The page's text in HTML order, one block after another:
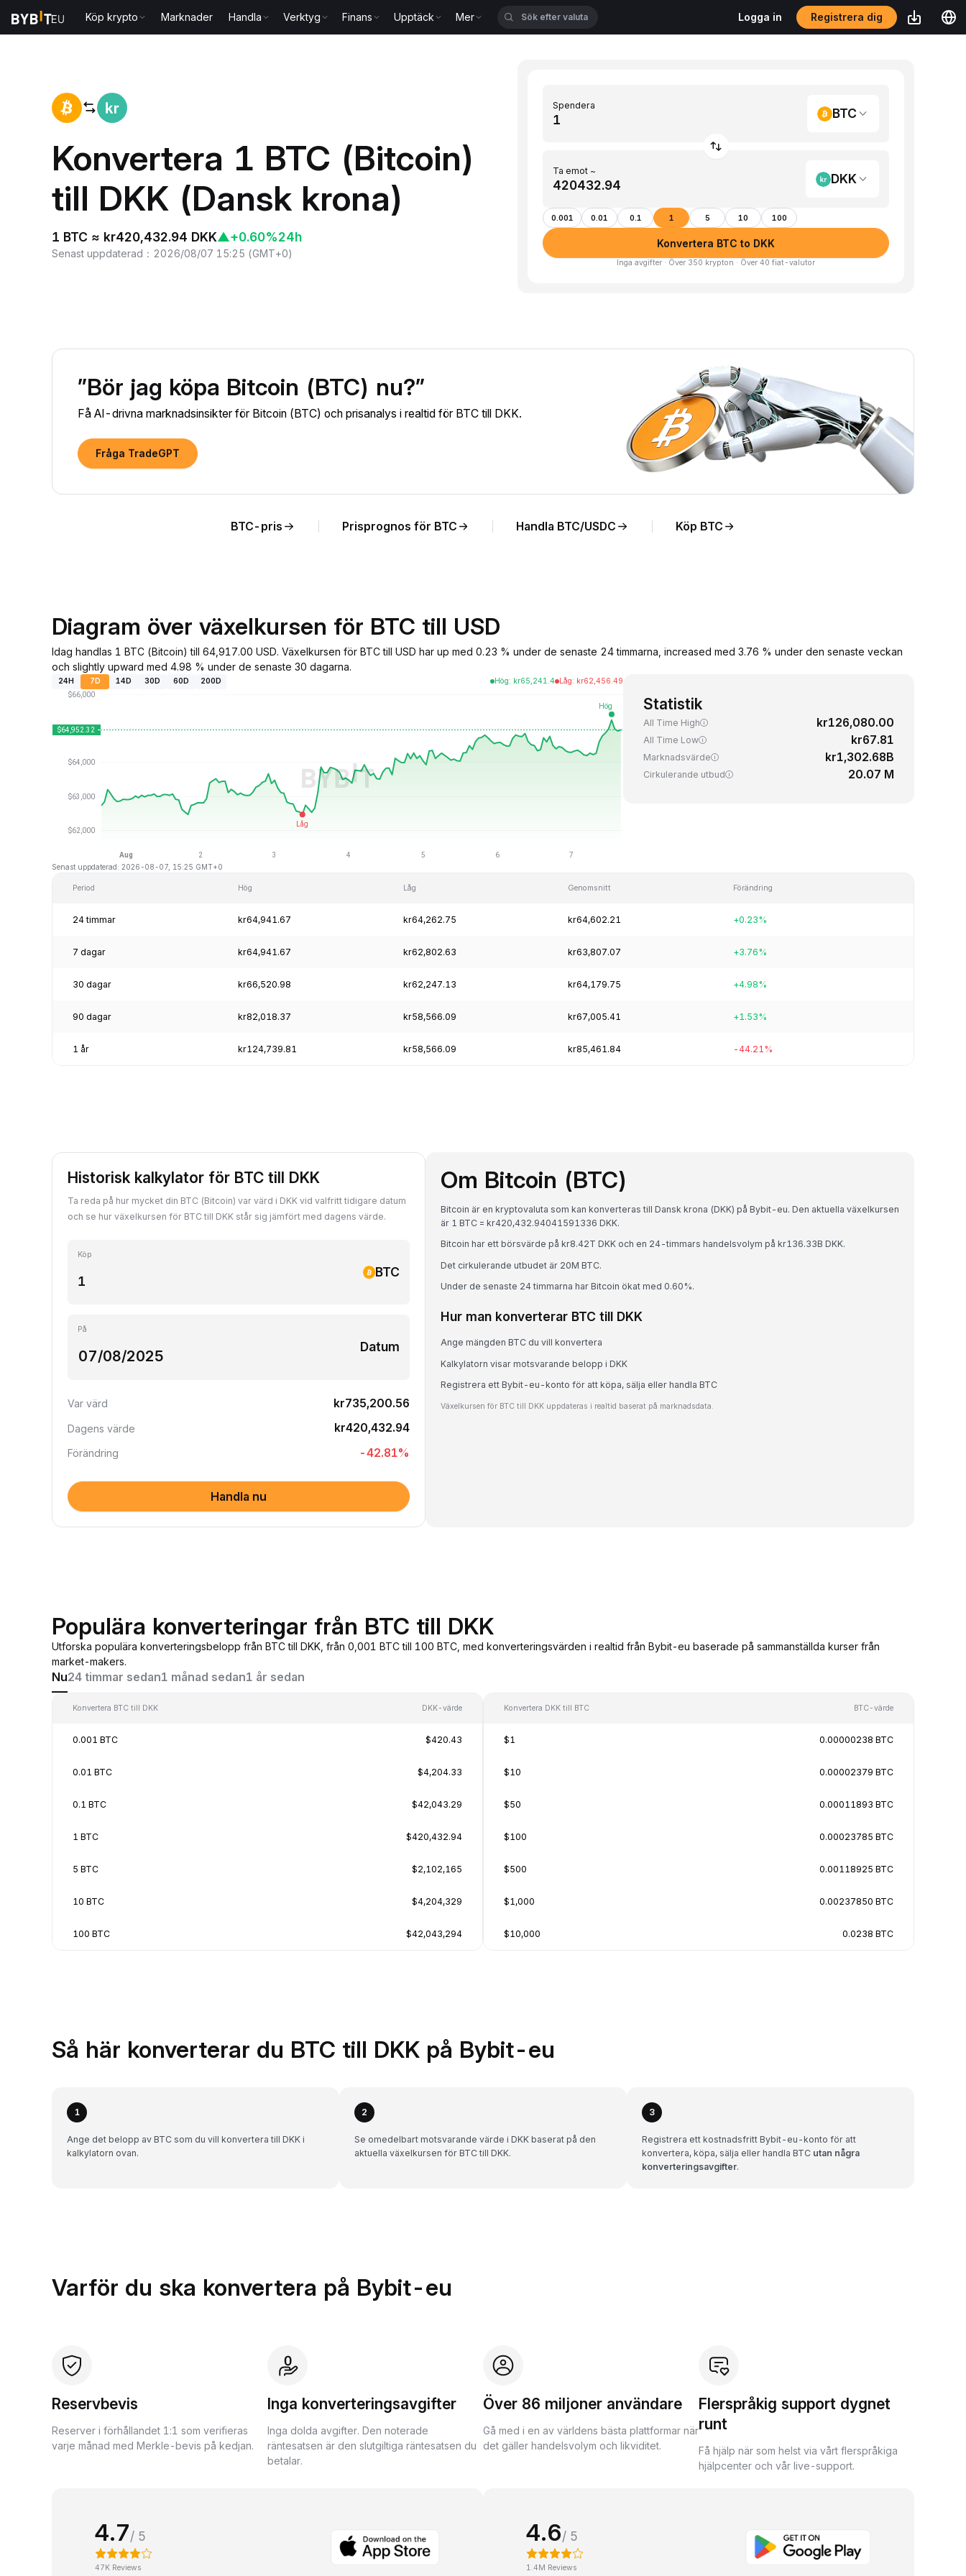
Köp krypto Marknader Handla Verktyg Finans Upptäck Mer Logga in Registrera dig
Konvertera 1 BTC (Bitcoin)
till DKK (Dansk krona)
1 BTC ≈ kr420,432.94 DKK▲+0.60%24h
Senast uppdaterad ： 2026/08/07 15:25 (GMT+0)
Spendera
BTC
Ta emot ~
DKK
0.001 0.01 0.1 1 5 10 100
Konvertera BTC to DKK
Inga avgifter · Över 350 krypton · Över 40 fiat-valutor
”Bör jag köpa Bitcoin (BTC) nu?”
Få AI-drivna marknadsinsikter för Bitcoin (BTC) och prisanalys i realtid för BTC till DKK.
Fråga TradeGPT
BTC-pris Prisprognos för BTC Handla BTC/USDC Köp BTC
Diagram över växelkursen för BTC till USD
Idag handlas 1 BTC (Bitcoin) till 64,917.00 USD. Växelkursen för BTC till USD har up med 0.23 % under de senaste 24 timmarna, increased med 3.76 % under den senaste veckan
och slightly upward med 4.98 % under de senaste 30 dagarna.
24H 7D 14D 30D 60D 200D Hög: kr65,241.4 Låg: kr62,456.49
Senast uppdaterad: 2026-08-07, 15:25 GMT+0
Statistik
All Time High kr126,080.00
All Time Low kr67.81
Marknadsvärde kr1,302.68B
Cirkulerande utbud 20.07 M
Period Hög Låg Genomsnitt Förändring
24 timmar kr64,941.67 kr64,262.75 kr64,602.21 +0.23%
7 dagar kr64,941.67 kr62,802.63 kr63,807.07 +3.76%
30 dagar kr66,520.98 kr62,247.13 kr64,179.75 +4.98%
90 dagar kr82,018.37 kr58,566.09 kr67,005.41 +1.53%
1 år kr124,739.81 kr58,566.09 kr85,461.84 -44.21%
Historisk kalkylator för BTC till DKK
Ta reda på hur mycket din BTC (Bitcoin) var värd i DKK vid valfritt tidigare datum
och se hur växelkursen för BTC till DKK står sig jämfört med dagens värde.
Köp
BTC
På
Datum
Var värd kr735,200.56
Dagens värde kr420,432.94
Förändring -42.81%
Handla nu
Om Bitcoin (BTC)
Bitcoin är en kryptovaluta som kan konverteras till Dansk krona (DKK) på Bybit-eu. Den aktuella växelkursen
är 1 BTC = kr420,432.94041591336 DKK.
Bitcoin har ett börsvärde på kr8.42T DKK och en 24-timmars handelsvolym på kr136.33B DKK.
Det cirkulerande utbudet är 20M BTC.
Under de senaste 24 timmarna har Bitcoin ökat med 0.60%.
Hur man konverterar BTC till DKK
Ange mängden BTC du vill konvertera
Kalkylatorn visar motsvarande belopp i DKK
Registrera ett Bybit-eu-konto för att köpa, sälja eller handla BTC
Växelkursen för BTC till DKK uppdateras i realtid baserat på marknadsdata.
Populära konverteringar från BTC till DKK
Utforska populära konverteringsbelopp från BTC till DKK, från 0,001 BTC till 100 BTC, med konverteringsvärden i realtid från Bybit-eu baserade på sammanställda kurser från
market-makers.
Nu24 timmar sedan1 månad sedan1 år sedan
Konvertera BTC till DKK DKK-värde
0.001 BTC $420.43
0.01 BTC $4,204.33
0.1 BTC $42,043.29
1 BTC $420,432.94
5 BTC $2,102,165
10 BTC $4,204,329
100 BTC $42,043,294
Konvertera DKK till BTC BTC-värde
$1 0.00000238 BTC
$10 0.00002379 BTC
$50 0.00011893 BTC
$100 0.00023785 BTC
$500 0.00118925 BTC
$1,000 0.00237850 BTC
$10,000 0.0238 BTC
Så här konverterar du BTC till DKK på Bybit-eu
1
Ange det belopp av BTC som du vill konvertera till DKK i
kalkylatorn ovan.
2
Se omedelbart motsvarande värde i DKK baserat på den
aktuella växelkursen för BTC till DKK.
3
Registrera ett kostnadsfritt Bybit-eu-konto för att
konvertera, köpa, sälja eller handla BTC utan några
konverteringsavgifter.
Varför du ska konvertera på Bybit-eu
Reservbevis
Reserver i förhållandet 1:1 som verifieras
varje månad med Merkle-bevis på kedjan.
Inga konverteringsavgifter
Inga dolda avgifter. Den noterade
räntesatsen är den slutgiltiga räntesatsen du
betalar.
Över 86 miljoner användare
Gå med i en av världens bästa plattformar när
det gäller handelsvolym och likviditet.
Flerspråkig support dygnet
runt
Få hjälp när som helst via vårt flerspråkiga
hjälpcenter och vår live-support.
4.7/ 5
47K Reviews
4.6/ 5
1.4M Reviews